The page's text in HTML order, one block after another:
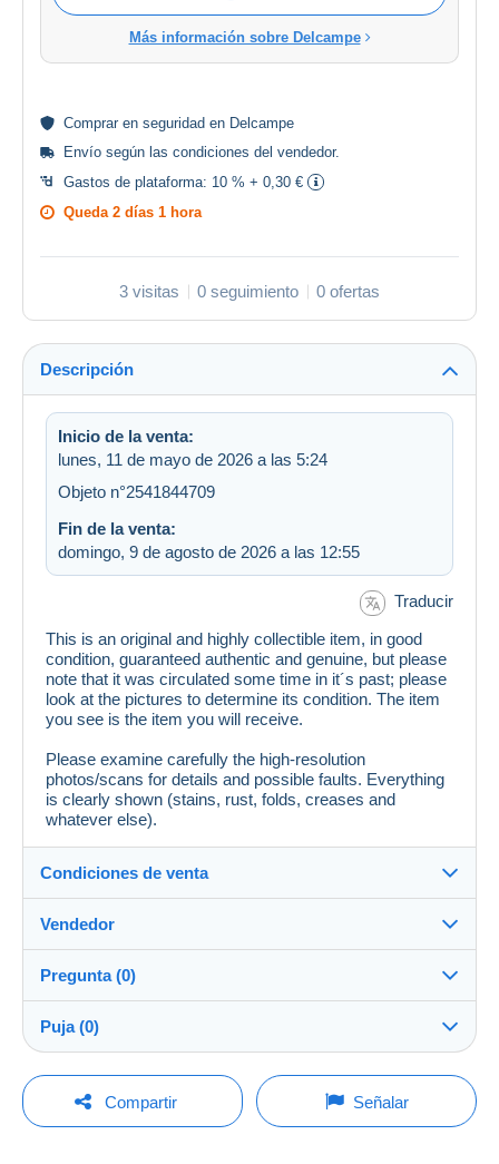
Más información sobre Delcampe
Comprar en seguridad en Delcampe
Envío según las condiciones del vendedor.
Gastos de plataforma: 10 % + 0,30 €
Queda 2 días 1 hora
3 visitas 0 seguimiento 0 ofertas
Descripción
Inicio de la venta:
lunes, 11 de mayo de 2026 a las 5:24
Objeto n°2541844709
Fin de la venta:
domingo, 9 de agosto de 2026 a las 12:55
Traducir
This is an original and highly collectible item, in good
condition, guaranteed authentic and genuine, but please
note that it was circulated some time in it´s past; please
look at the pictures to determine its condition. The item
you see is the item you will receive.
Please examine carefully the high-resolution
photos/scans for details and possible faults. Everything
is clearly shown (stains, rust, folds, creases and
whatever else).
Condiciones de venta
Destino:
Ver la lista de países
Envío:
Envío después del pago
A cargo del comprador
Métodos de pago:
Vendedor
romania_collectibles100%(1823x)
Tienda
Pregunta (0)
Para hacer una pregunta, debe iniciar una
Puja (0)
La venta se prolongará un minuto si se presenta una
oferta menos de un minuto antes del plazo.
Compartir Señalar